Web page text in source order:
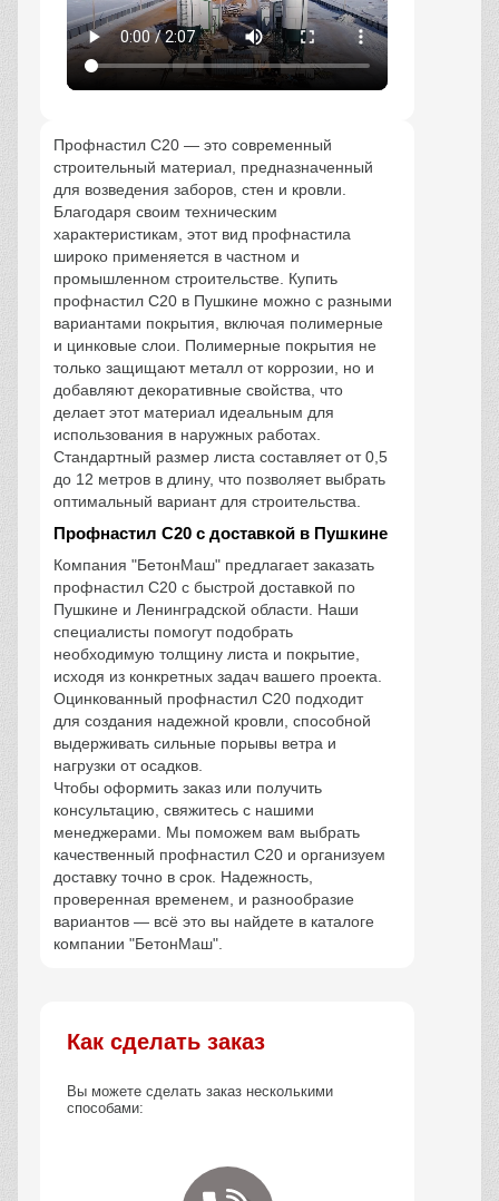
Профнастил С20 — это современный
строительный материал, предназначенный
для возведения заборов, стен и кровли.
Благодаря своим техническим
характеристикам, этот вид профнастила
широко применяется в частном и
промышленном строительстве. Купить
профнастил С20 в Пушкине можно с разными
вариантами покрытия, включая полимерные
и цинковые слои. Полимерные покрытия не
только защищают металл от коррозии, но и
добавляют декоративные свойства, что
делает этот материал идеальным для
использования в наружных работах.
Стандартный размер листа составляет от 0,5
до 12 метров в длину, что позволяет выбрать
оптимальный вариант для строительства.
Профнастил С20 с доставкой в Пушкине
Компания "БетонМаш" предлагает заказать
профнастил С20 с быстрой доставкой по
Пушкине и Ленинградской области. Наши
специалисты помогут подобрать
необходимую толщину листа и покрытие,
исходя из конкретных задач вашего проекта.
Оцинкованный профнастил С20 подходит
для создания надежной кровли, способной
выдерживать сильные порывы ветра и
нагрузки от осадков.
Чтобы оформить заказ или получить
консультацию, свяжитесь с нашими
менеджерами. Мы поможем вам выбрать
качественный профнастил С20 и организуем
доставку точно в срок. Надежность,
проверенная временем, и разнообразие
вариантов — всё это вы найдете в каталоге
компании "БетонМаш".
Как сделать заказ
Вы можете сделать заказ несколькими
способами: